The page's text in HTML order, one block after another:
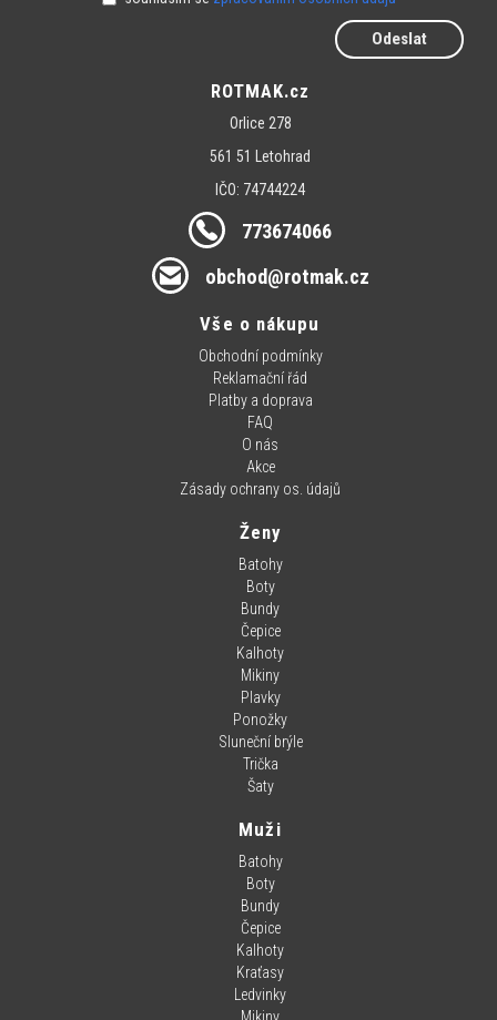
Odeslat
ROTMAK.cz
Orlice 278
561 51 Letohrad
IČO: 74744224
773674066
obchod@rotmak.cz
Vše o nákupu
Obchodní podmínky
Reklamační řád
Platby a doprava
FAQ
O nás
Akce
Zásady ochrany os. údajů
Ženy
Batohy
Boty
Bundy
Čepice
Kalhoty
Mikiny
Plavky
Ponožky
Sluneční brýle
Trička
Šaty
Muži
Batohy
Boty
Bundy
Čepice
Kalhoty
Kraťasy
Ledvinky
Mikiny